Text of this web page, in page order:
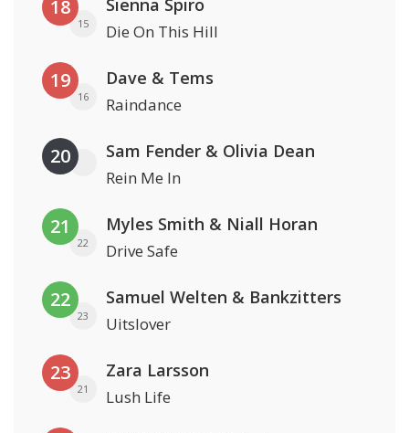
18
15
Sienna Spiro
Die On This Hill
19
16
Dave & Tems
Raindance
20 Sam Fender & Olivia Dean
Rein Me In
21
22
Myles Smith & Niall Horan
Drive Safe
22
23
Samuel Welten & Bankzitters
Uitslover
23
21
Zara Larsson
Lush Life